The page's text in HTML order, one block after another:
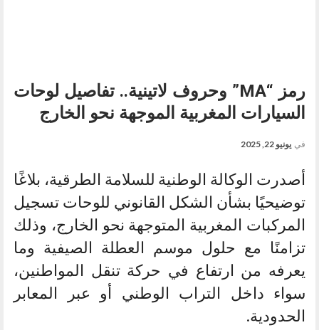
رمز “MA” وحروف لاتينية.. تفاصيل لوحات
السيارات المغربية الموجهة نحو الخارج
في يونيو 22, 2025
أصدرت الوكالة الوطنية للسلامة الطرقية، بلاغًا
توضيحيًا بشأن الشكل القانوني للوحات تسجيل
المركبات المغربية المتوجهة نحو الخارج، وذلك
تزامنًا مع حلول موسم العطلة الصيفية وما
يعرفه من ارتفاع في حركة تنقل المواطنين،
سواء داخل التراب الوطني أو عبر المعابر
الحدودية.